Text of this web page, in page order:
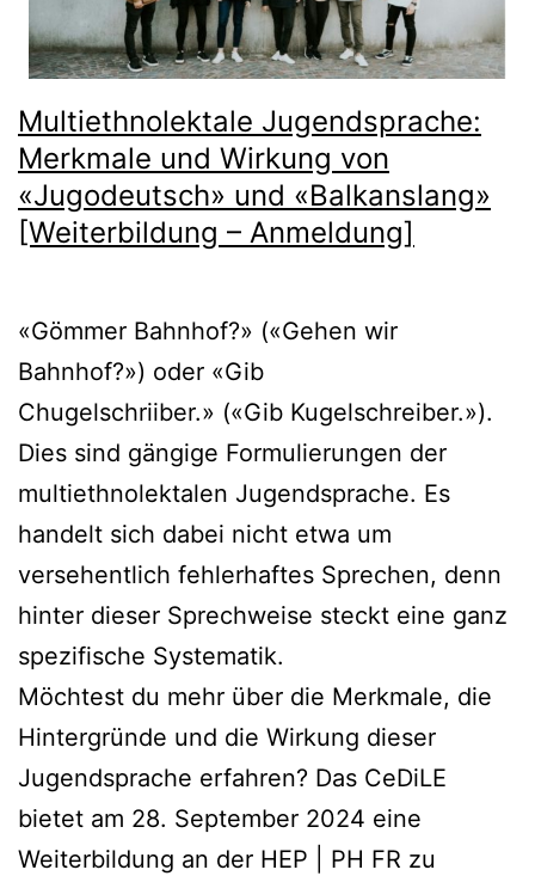
Multiethnolektale Jugendsprache:
Merkmale und Wirkung von
«Jugodeutsch» und «Balkanslang»
[Weiterbildung – Anmeldung]
«Gömmer Bahnhof?» («Gehen wir
Bahnhof?») oder «Gib
Chugelschriiber.» («Gib Kugelschreiber.»).
Dies sind gängige Formulierungen der
multiethnolektalen Jugendsprache. Es
handelt sich dabei nicht etwa um
versehentlich fehlerhaftes Sprechen, denn
hinter dieser Sprechweise steckt eine ganz
spezifische Systematik.
Möchtest du mehr über die Merkmale, die
Hintergründe und die Wirkung dieser
Jugendsprache erfahren? Das CeDiLE
bietet am 28. September 2024 eine
Weiterbildung an der HEP | PH FR zu